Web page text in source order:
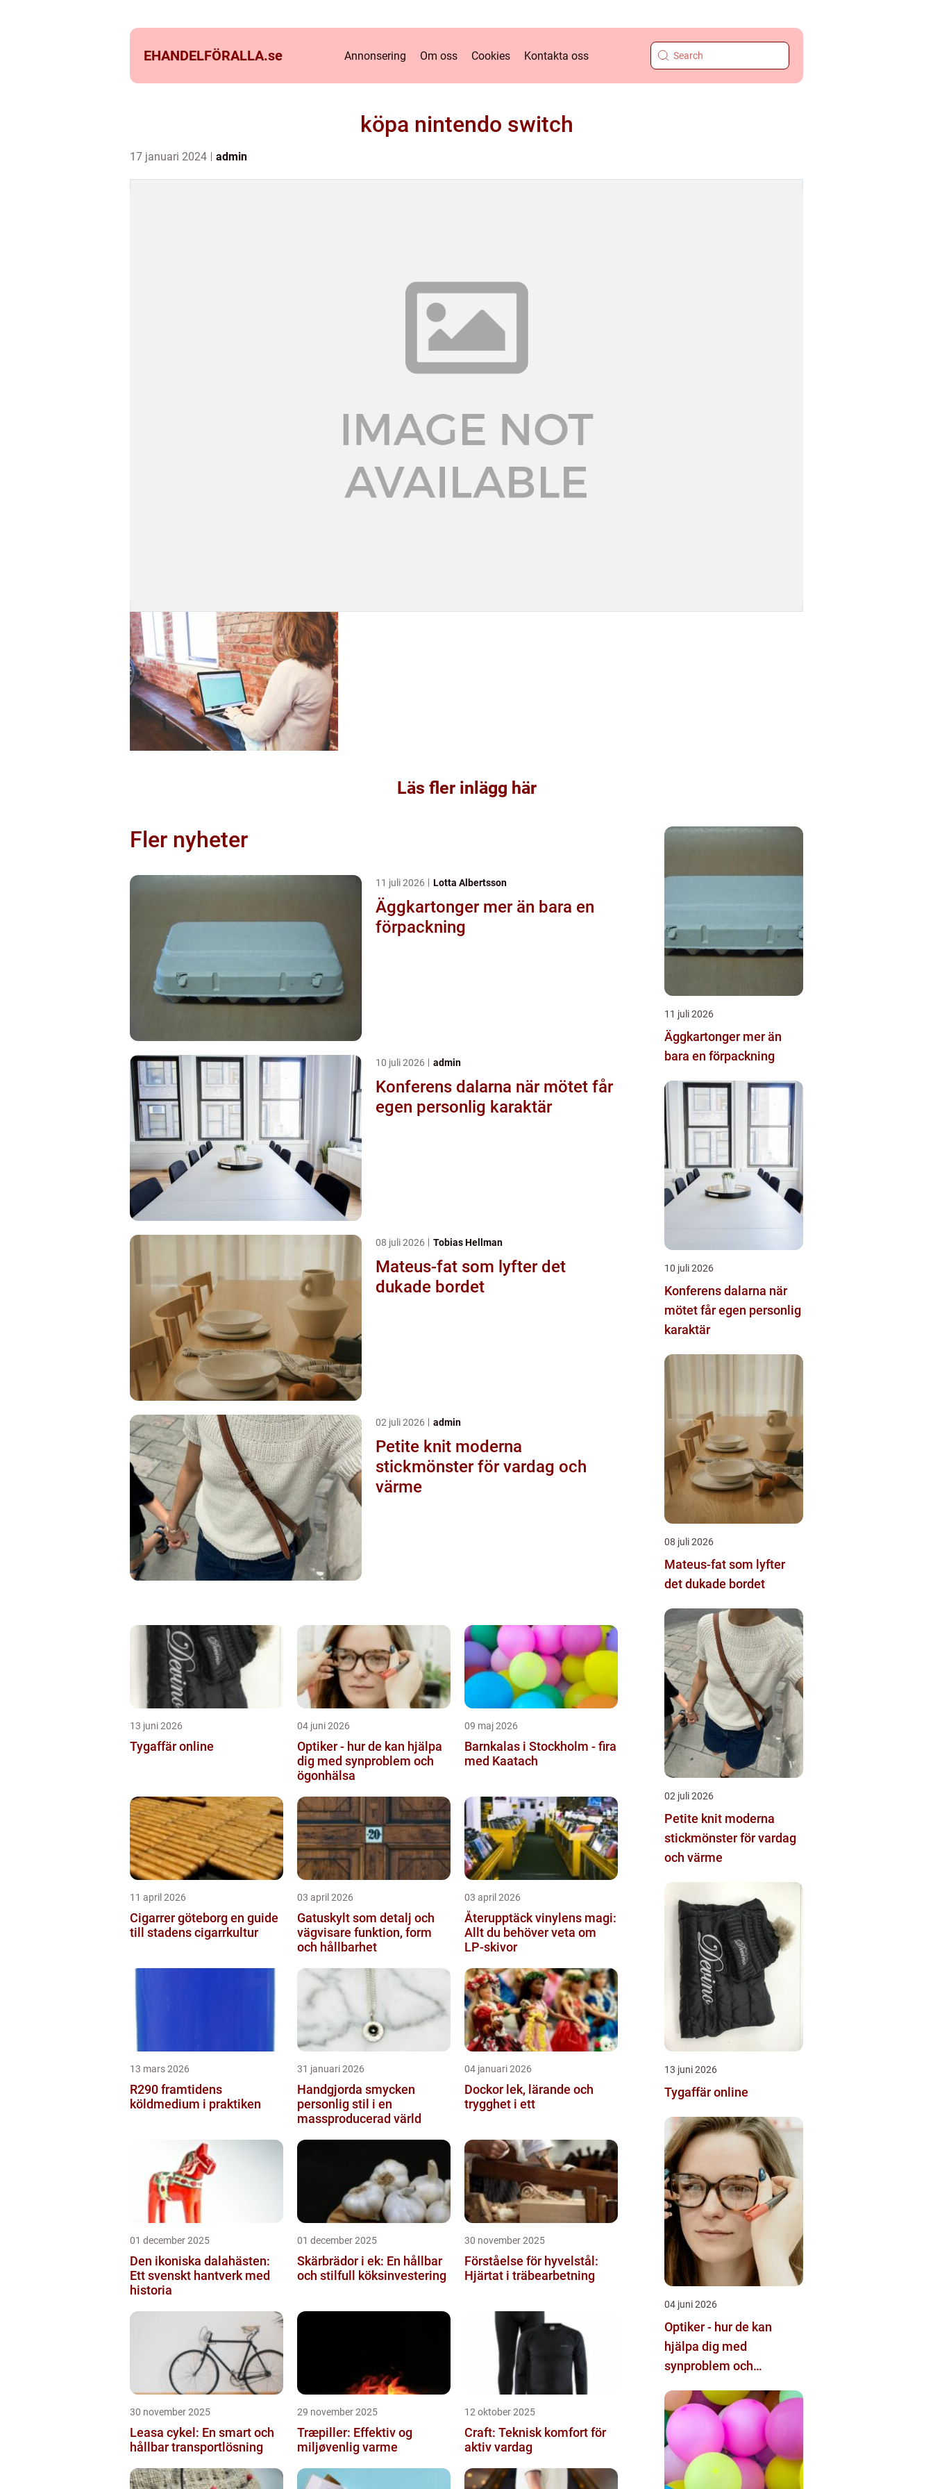
EHANDELFÖRALLA.se Annonsering Om oss Cookies Kontakta oss
köpa nintendo switch
17 januari 2024 admin
Läs fler inlägg här
Fler nyheter
11 juli 2026 Lotta Albertsson
Äggkartonger mer än bara en
förpackning
10 juli 2026 admin
Konferens dalarna när mötet får
egen personlig karaktär
08 juli 2026 Tobias Hellman
Mateus-fat som lyfter det
dukade bordet
02 juli 2026 admin
Petite knit moderna
stickmönster för vardag och
värme
13 juni 2026
Tygaffär online
04 juni 2026
Optiker - hur de kan hjälpa
dig med synproblem och
ögonhälsa
09 maj 2026
Barnkalas i Stockholm - fira
med Kaatach
11 april 2026
Cigarrer göteborg en guide
till stadens cigarrkultur
03 april 2026
Gatuskylt som detalj och
vägvisare funktion, form
och hållbarhet
03 april 2026
Återupptäck vinylens magi:
Allt du behöver veta om
LP-skivor
13 mars 2026
R290 framtidens
köldmedium i praktiken
31 januari 2026
Handgjorda smycken
personlig stil i en
massproducerad värld
04 januari 2026
Dockor lek, lärande och
trygghet i ett
01 december 2025
Den ikoniska dalahästen:
Ett svenskt hantverk med
historia
01 december 2025
Skärbrädor i ek: En hållbar
och stilfull köksinvestering
30 november 2025
Förståelse för hyvelstål:
Hjärtat i träbearbetning
30 november 2025
Leasa cykel: En smart och
hållbar transportlösning
29 november 2025
Træpiller: Effektiv og
miljøvenlig varme
12 oktober 2025
Craft: Teknisk komfort för
aktiv vardag
11 juli 2026
Äggkartonger mer än
bara en förpackning
10 juli 2026
Konferens dalarna när
mötet får egen personlig
karaktär
08 juli 2026
Mateus-fat som lyfter
det dukade bordet
02 juli 2026
Petite knit moderna
stickmönster för vardag
och värme
13 juni 2026
Tygaffär online
04 juni 2026
Optiker - hur de kan
hjälpa dig med
synproblem och